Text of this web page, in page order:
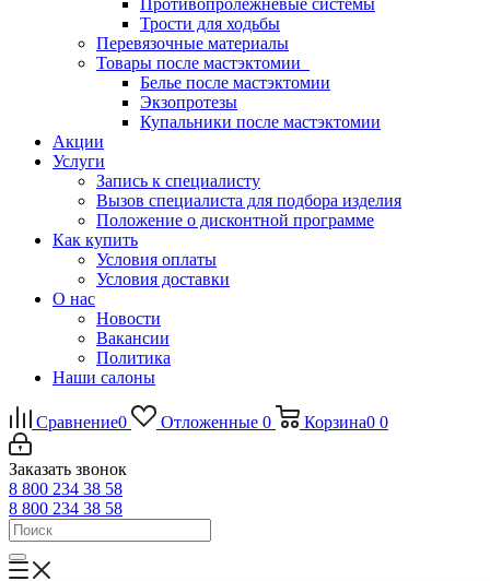
Противопролежневые системы
Трости для ходьбы
Перевязочные материалы
Товары после мастэктомии
Белье после мастэктомии
Экзопротезы
Купальники после мастэктомии
Акции
Услуги
Запись к специалисту
Вызов специалиста для подбора изделия
Положение о дисконтной программе
Как купить
Условия оплаты
Условия доставки
О нас
Новости
Вакансии
Политика
Наши салоны
Сравнение0 Отложенные 0 Корзина0 0
Заказать звонок
8 800 234 38 58
8 800 234 38 58